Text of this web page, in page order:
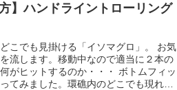
】ハンドライントローリング
こでも見掛ける「イソマグロ」。 お気
流します。移動中なので適当に２本の
がヒットするのか・・・ ボトムフィッ
てみました。環礁内のどこでも現れる